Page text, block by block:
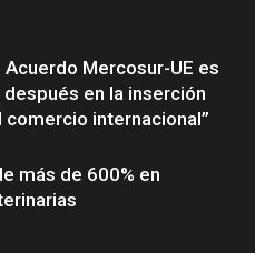
Acuerdo Mercosur-UE es
después en la inserción
comercio internacional”
más de 600% en